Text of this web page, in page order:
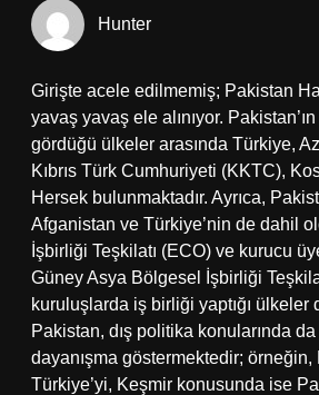
Hunter
Girişte acele edilmemiş; Pakistan
yavaş yavaş ele alınıyor.
gördüğü ülkeler arasında Türkiye,
Kıbrıs Türk Cumhuriyeti (KKTC),
Hersek bulunmaktadır. Ayrıca,
Afganistan ve Türkiye’nin de dahil
İşbirliği Teşkilatı (ECO) ve kurucu
Güney Asya Bölgesel İşbirliği
kuruluşlarda iş birliği yaptığı ülkeler
Pakistan, dış politika konularında
dayanışma göstermektedir; örneğin,
Türkiye’yi, Keşmir konusunda ise